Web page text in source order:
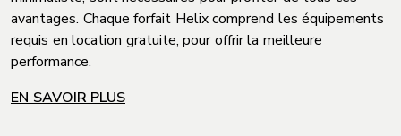
avantages. Chaque forfait Helix comprend les équipements
requis en location gratuite, pour offrir la meilleure
performance.
EN SAVOIR PLUS